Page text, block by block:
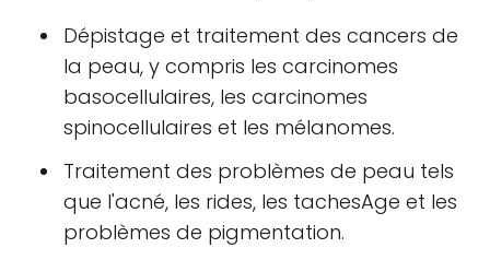
Dépistage et traitement des cancers de
la peau, y compris les carcinomes
basocellulaires, les carcinomes
spinocellulaires et les mélanomes.
Traitement des problèmes de peau tels
que l'acné, les rides, les tachesAge et les
problèmes de pigmentation.